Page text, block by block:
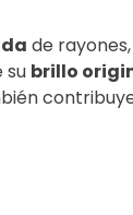
de
su brillo